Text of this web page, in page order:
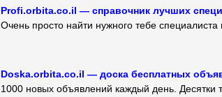
Profi.orbita.co.il — справочник лучших
Очень просто найти нужного тебе специалиста
Doska.orbita.co.il — доска бесплатных
1000 новых объявлений каждый день. Десятки